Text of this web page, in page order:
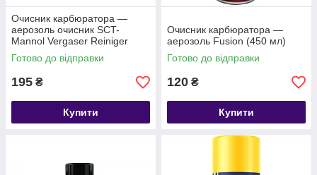
Очисник карбюратора —
аерозоль очисник SCT-
Mannol Vergaser Reiniger
(600 мл)
Готово до відправки
195 ₴
Купити
Очисник карбюратора —
аерозоль Fusion (450 мл)
Готово до відправки
120 ₴
Купити